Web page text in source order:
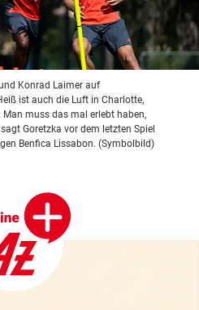
Konrad Laimer auf
ist auch die Luft in Charlotte,
muss das mal erlebt haben,
Goretzka vor dem letzten Spiel
Benfica Lissabon. (Symbolbild)